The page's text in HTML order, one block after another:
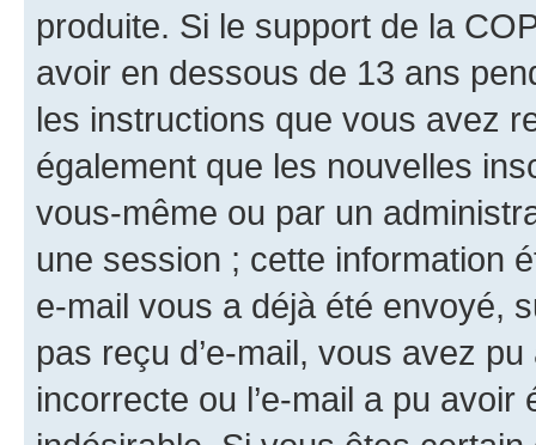
produite. Si le support de la
avoir en dessous de 13 ans
les instructions que vous avez
également que les nouvelles
vous-même ou par un
une session ; cette information
e-mail vous a déjà été envoyé,
pas reçu d’e-mail, vous avez
incorrecte ou l’e-mail a pu